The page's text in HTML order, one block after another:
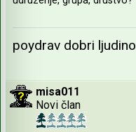
poydrav dobri
misa011
Novi član